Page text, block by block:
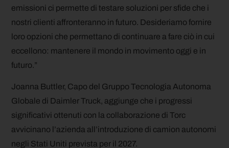
emissioni ci permette di testare soluzioni per sfide che i
nostri clienti affronteranno in futuro. Desideriamo fornire
loro opzioni che permettano di continuare a fare ciò in cui
eccellono: mantenere il mondo in movimento oggi e in
futuro.”
Joanna Buttler, Capo del Gruppo Tecnologia Autonoma
Globale di Daimler Truck, aggiunge che i progressi
significativi ottenuti con la collaborazione di Torc
avvicinano l’azienda all’introduzione di camion autonomi
negli Stati Uniti prevista per il 2027.